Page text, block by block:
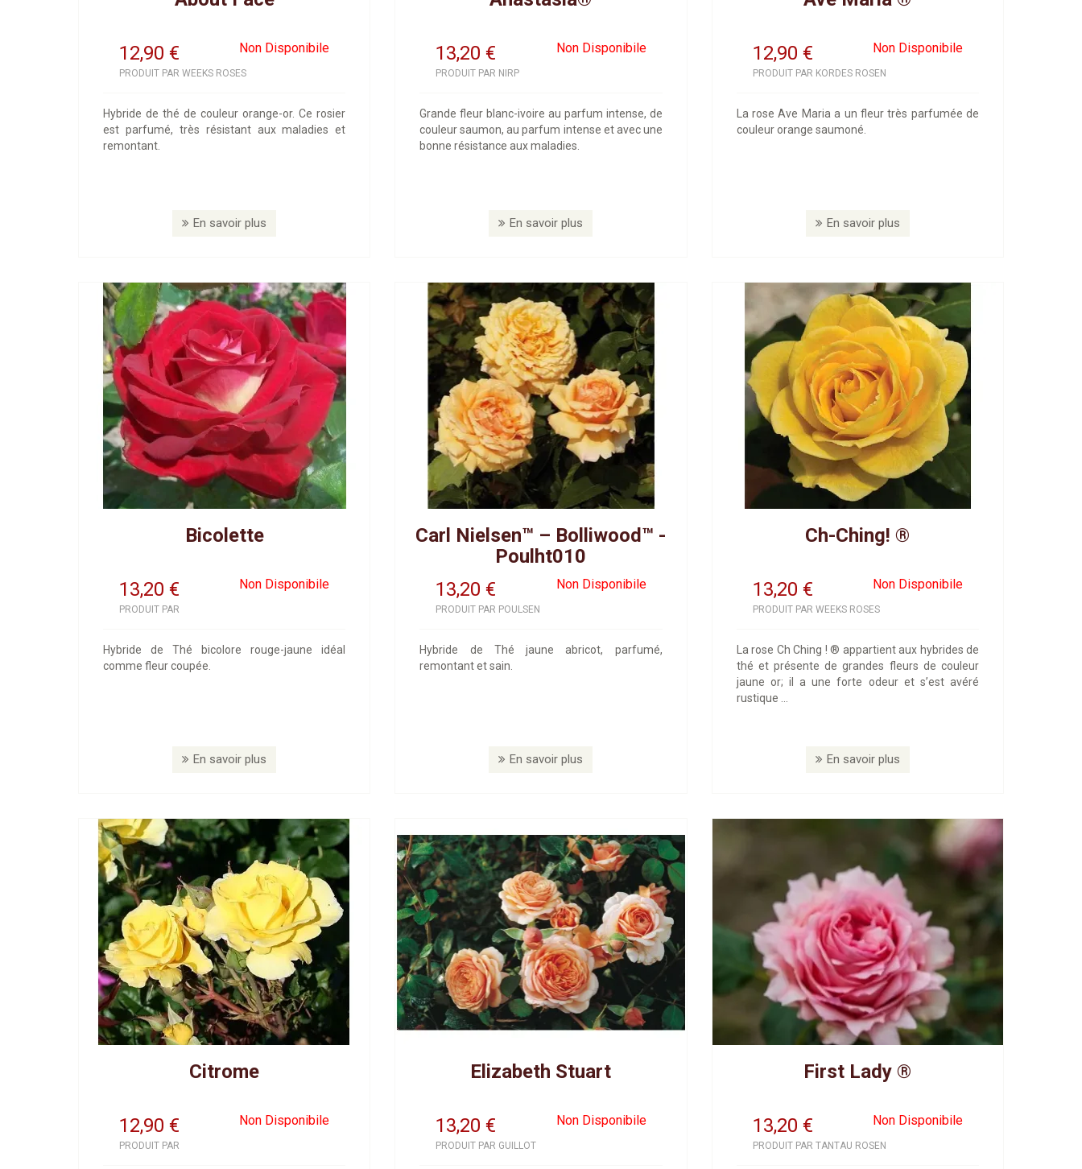
12,90 Non Disponibile
€
PRODUIT PAR WEEKS ROSES
Hybride de thé de couleur orange-or. Ce rosier
est parfumé, très résistant aux maladies et
remontant.
En savoir plus
13,20 Non Disponibile
€
PRODUIT PAR NIRP
Grande fleur blanc-ivoire au parfum intense, de
couleur saumon, au parfum intense et avec une
bonne résistance aux maladies.
En savoir plus
12,90 Non Disponibile
€
PRODUIT PAR KORDES ROSEN
La rose Ave Maria a un fleur très parfumée de
couleur orange saumoné.
En savoir plus
Bicolette
13,20 Non Disponibile
€
PRODUIT PAR
Hybride de Thé bicolore rouge-jaune idéal
comme fleur coupée.
En savoir plus
Carl Nielsen™ – Bolliwood™ -
Poulht010
13,20
Non Disponibile
€
PRODUIT PAR POULSEN
Hybride de Thé jaune abricot, parfumé,
remontant et sain.
En savoir plus
Ch-Ching! ®
13,20 Non Disponibile
€
PRODUIT PAR WEEKS ROSES
La rose Ch Ching ! ® appartient aux hybrides de
thé et présente de grandes fleurs de couleur
jaune or; il a une forte odeur et s’est avéré
rustique ...
En savoir plus
Citrome
12,90 Non Disponibile
€
PRODUIT PAR
Elizabeth Stuart
13,20 Non Disponibile
€
PRODUIT PAR GUILLOT
First Lady ®
13,20 Non Disponibile
€
PRODUIT PAR TANTAU ROSEN